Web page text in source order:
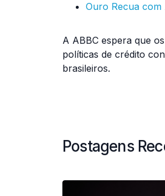
Ouro Recua
A ABBC espera que
políticas de crédito
brasileiros.
Postagens